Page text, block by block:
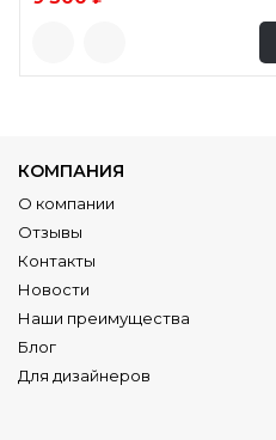
КОМПАНИЯ
О компании
Отзывы
Контакты
Новости
Наши преимущества
Блог
Для дизайнеров